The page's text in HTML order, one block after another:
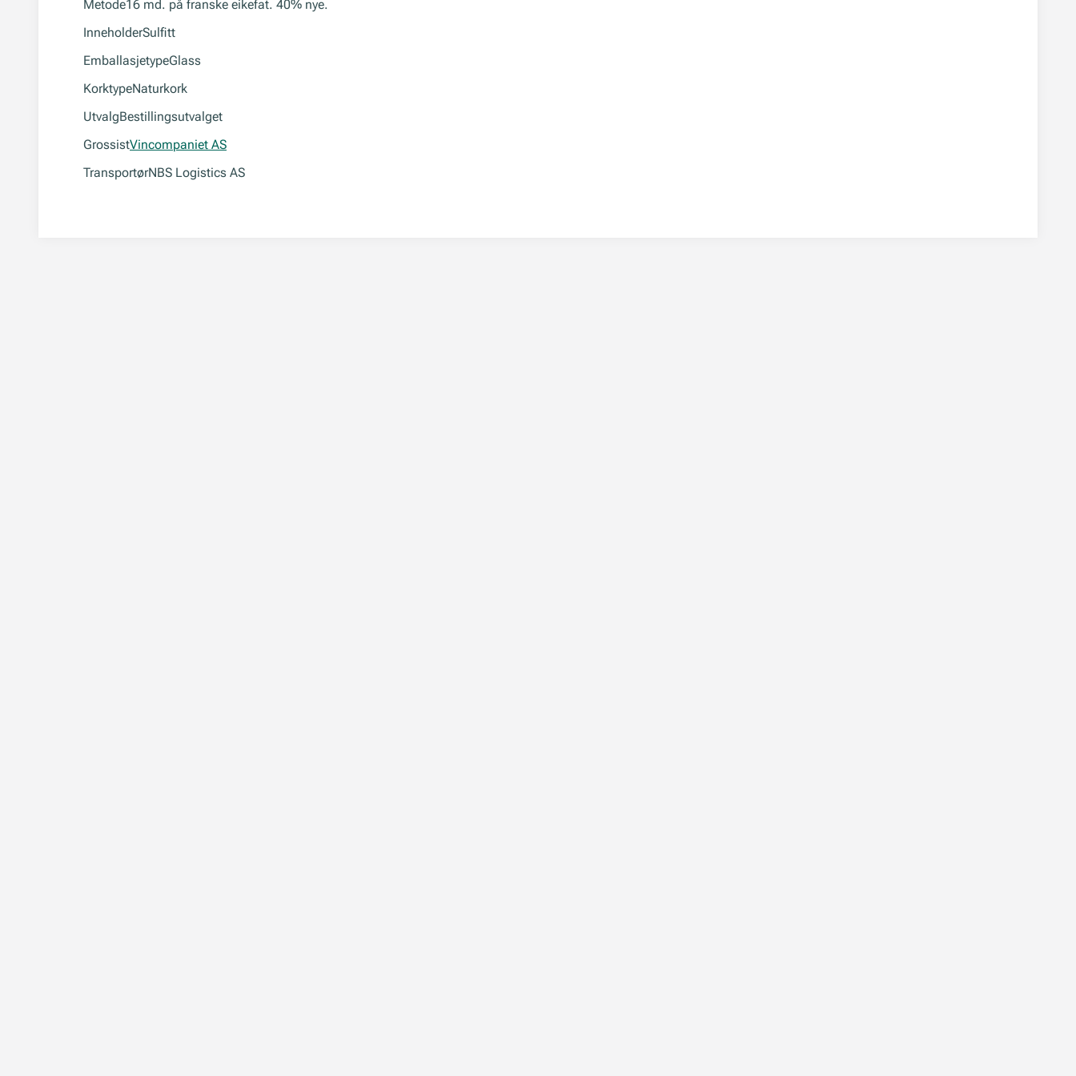
Metode16 md. på franske eikefat. 40% nye.
InneholderSulfitt
EmballasjetypeGlass
KorktypeNaturkork
UtvalgBestillingsutvalget
GrossistVincompaniet AS
TransportørNBS Logistics AS